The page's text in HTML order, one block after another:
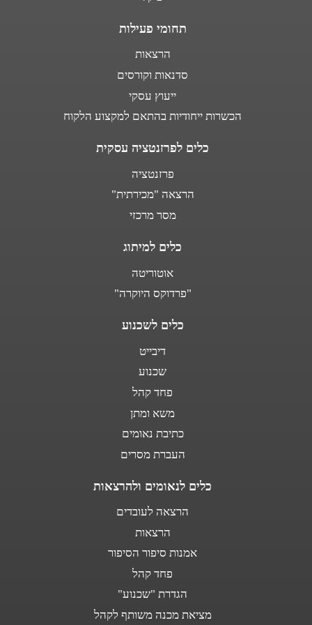
תחומי פעילות
הרצאות
סדנאות וקורסים
ייעוץ עסקי
הכשרות ייחודיות בהתאם למקצוע הלקוח
כלים לפרזנטציה עסקית
פרזנטציה
הרצאה "מכירתית"
מסר מרכזי
כלים למיתוג
אוטוריטה
"פרדוקס היוקרה"
כלים לשכנוע
דיבייט
שכנוע
פחד קהל
משא ומתן
כתיבת נאומים
העברת מסרים
כלים לנאומים ולהרצאות
הרצאה לעובדים
הרצאות
אמנות סיפור הסיפור
פחד קהל
הגדרת "שכנוע"
מציאת מכנה משותף לקהל